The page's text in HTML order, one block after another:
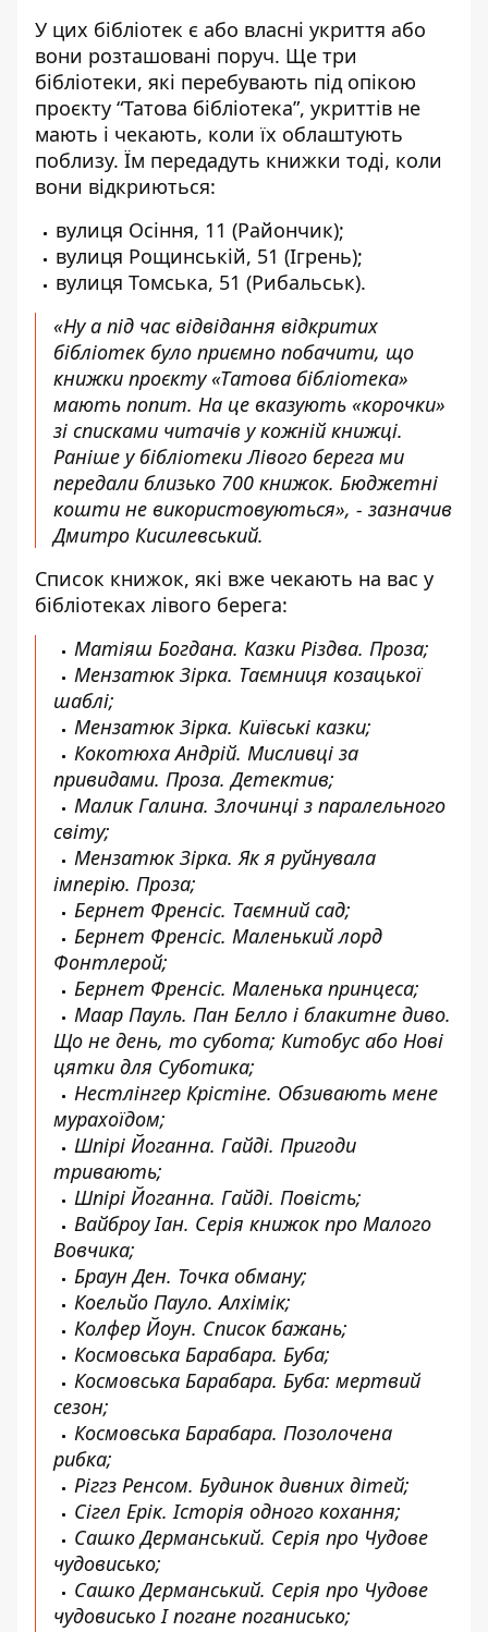
У цих бібліотек є або власні укриття або
вони розташовані поруч. Ще три
бібліотеки, які перебувають під опікою
проєкту “Татова бібліотека”, укриттів не
мають і чекають, коли їх облаштують
поблизу. Їм передадуть книжки тоді, коли
вони відкриються:
вулиця Осіння, 11 (Райончик);
вулиця Рощинській, 51 (Ігрень);
вулиця Томська, 51 (Рибальськ).
«Ну а під час відвідання відкритих
бібліотек було приємно побачити, що
книжки проєкту «Татова бібліотека»
мають попит. На це вказують «корочки»
зі списками читачів у кожній книжці.
Раніше у бібліотеки Лівого берега ми
передали близько 700 книжок. Бюджетні
кошти не використовуються», - зазначив
Дмитро Кисилевський.
Список книжок, які вже чекають на вас у
бібліотеках лівого берега:
Матіяш Богдана. Казки Різдва. Проза;
Мензатюк Зірка. Таємниця козацької
шаблі;
Мензатюк Зірка. Київські казки;
Кокотюха Андрій. Мисливці за
привидами. Проза. Детектив;
Малик Галина. Злочинці з паралельного
світу;
Мензатюк Зірка. Як я руйнувала
імперію. Проза;
Бернет Френсіс. Таємний сад;
Бернет Френсіс. Маленький лорд
Фонтлерой;
Бернет Френсіс. Маленька принцеса;
Маар Пауль. Пан Белло і блакитне диво.
Що не день, то субота; Китобус або Нові
цятки для Суботика;
Нестлінгер Крістіне. Обзивають мене
мурахоїдом;
Шпірі Йоганна. Гайді. Пригоди
тривають;
Шпірі Йоганна. Гайді. Повість;
Вайброу Іан. Серія книжок про Малого
Вовчика;
Браун Ден. Точка обману;
Коельйо Пауло. Алхімік;
Колфер Йоун. Список бажань;
Космовська Барабара. Буба;
Космовська Барабара. Буба: мертвий
сезон;
Космовська Барабара. Позолочена
рибка;
Ріггз Ренсом. Будинок дивних дітей;
Сігел Ерік. Історія одного кохання;
Сашко Дерманський. Серія про Чудове
чудовисько;
Сашко Дерманський. Серія про Чудове
чудовисько І погане поганисько;